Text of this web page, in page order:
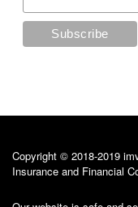
Copyright © 2018-2019
Insurance and Financial